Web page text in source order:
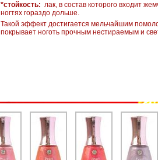
*стойкость: лак, в состав которого входит
ногтях гораздо дольше.
Такой эффект достигается мельчайшим
покрывает ноготь прочным нестираемым и